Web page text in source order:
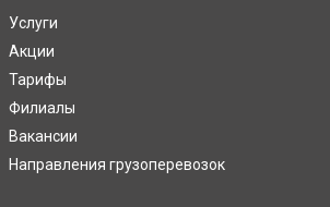
Услуги
Акции
Тарифы
Филиалы
Вакансии
Направления грузоперевозок